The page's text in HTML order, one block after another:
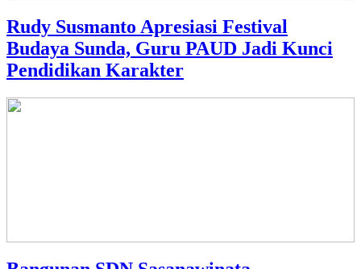
Rudy Susmanto Apresiasi Festival
Budaya Sunda, Guru PAUD Jadi Kunci
Pendidikan Karakter